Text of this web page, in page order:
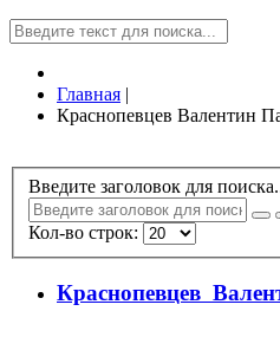
Главная |
Краснопевцев Валентин
Введите заголовок для
Кол-во строк:
Краснопевцев